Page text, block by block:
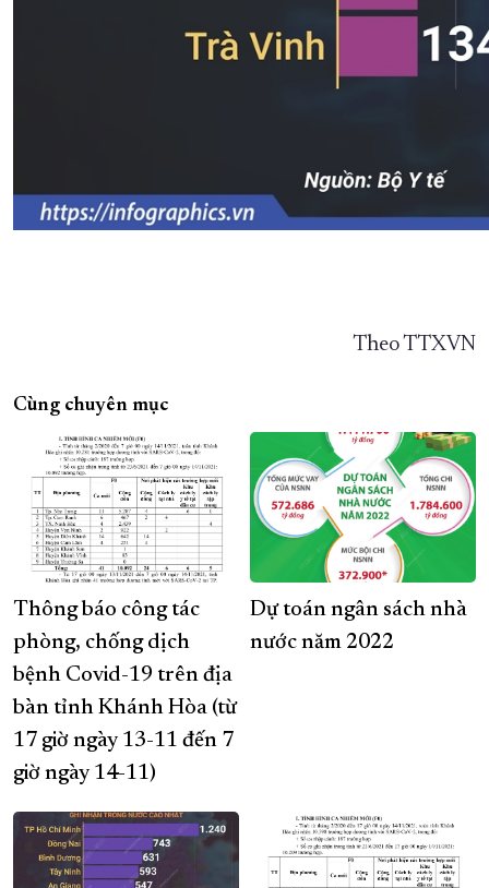
Theo TTXVN
Cùng chuyên mục
Thông báo công tác
phòng, chống dịch
bệnh Covid-19 trên địa
bàn tỉnh Khánh Hòa (từ
17 giờ ngày 13-11 đến 7
giờ ngày 14-11)
Dự toán ngân sách nhà
nước năm 2022